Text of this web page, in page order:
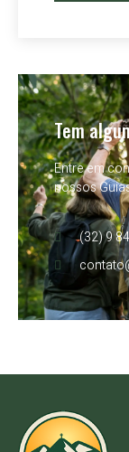
Tem
Entre em
nossos
(32) 9